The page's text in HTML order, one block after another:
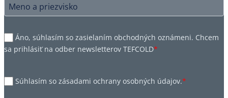
Áno, súhlasím so zasielaním obchodných oznámeni. Chcem
sa prihlásiť na odber newsletterov TEFCOLD*
Súhlasím so zásadami ochrany osobných údajov.*